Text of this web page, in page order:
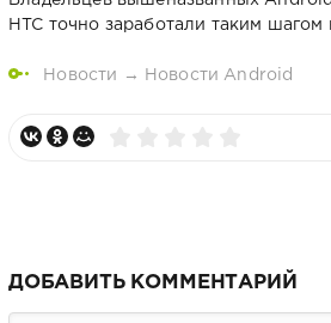
HTC точно заработали таким
Новости → Новости Android
ДОБАВИТЬ КОММЕНТАРИЙ